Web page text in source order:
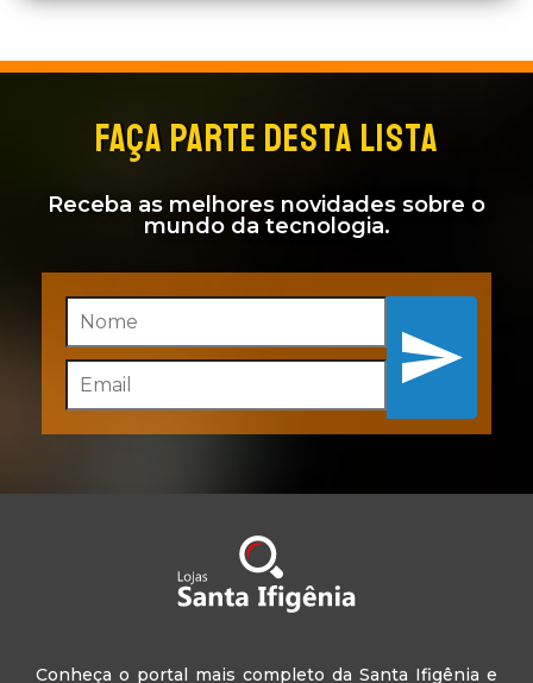
FAÇA PARTE DESTA LISTA
Receba as melhores novidades sobre o
mundo da tecnologia.
Inscreva-se
Conheça o portal mais completo da Santa Ifigênia e